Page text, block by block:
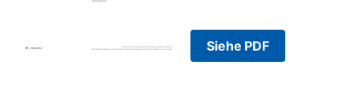
Siehe PDF